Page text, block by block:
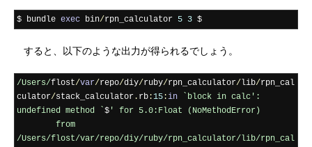
$ bundle exec bin/rpn_calculator 5 3 $
すると、以下のような出力が得られるでしょう。
/Users/flost/var/repo/diy/ruby/rpn_calculator/ lib/rpn_cal
culator/stack_calculator . rb :15 :in
`block in calc':
undefined method ` $ ' for 5.0:Float (NoMethodError)
/Users/flost/var/repo/diy/ruby/rpn_calculator/lib/rpn_cal